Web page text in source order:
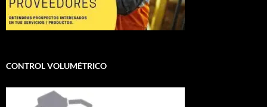
CONTROL VOLUMÉTRICO